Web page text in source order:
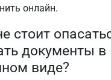
онлайн.
стоит
документы в
виде?